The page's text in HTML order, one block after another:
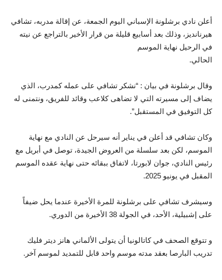
أعلن نادي برشلونة الإسباني اليوم الجمعة، عن إقالة مدربه، تشافي
هيرنانديز، وذلك بعد أسابيع قليلة من قرار الأخير بالتراجع عن نيته
في الرحيل نهاية الموسم
الحالي.
وقال برشلونة في بيان : “نشكر تشافي على عمله كمدرب، الذي
يضاف إلى مسيرته التي لا تضاهى كلاعب وقائد للفريق، ونتمنى له
كل التوفيق في المستقبل”.
وكان تشافي قد أعلن في يناير أنه سيرحل عن النادي مع نهاية
الموسم، لكن بعد سلسلة من العروض الجيدة، توصل في أبريل مع
رئيس النادي، جوان لابورتا، لاتفاق ببقائه حتى نهاية عقده الموسم
المقبل في يونيو 2025.
وسيشرف تشافي على برشلونة للمرة الأخيرة عندما يحل ضيفاً
على إشبيلية، الأحد، في الجولة 38 الأخيرة من الدوري.
و تتوقع الصحف في كاتالونيا أن يتولى الألماني هانز ديتر فليك
تدريب البارصا بعقد مدته موسم واحد قابل للتمديد لموسم آخر.